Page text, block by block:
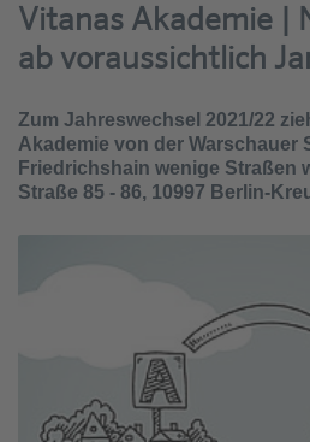
Vitanas Akademie |
ab voraussichtlich
Zum Jahreswechsel 2021/22
Akademie von der Warschauer
Friedrichshain wenige Straßen
Straße 85 - 86, 10997 Berlin-